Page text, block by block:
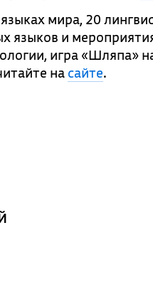
мира, 20
языков и
игра «Шляпа»
на сайте.